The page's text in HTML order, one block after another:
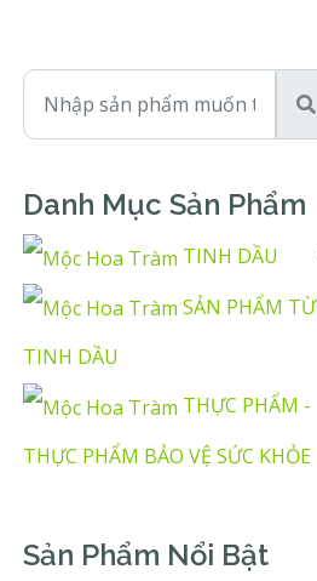
Danh Mục Sản Phẩm
TINH DẦU
SẢN PHẨM TỪ
TINH DẦU
THỰC PHẨM -
THỰC PHẨM BẢO VỆ SỨC KHỎE
Sản Phẩm Nổi Bật